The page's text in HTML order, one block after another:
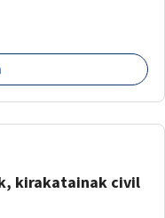
kirakatainak civil